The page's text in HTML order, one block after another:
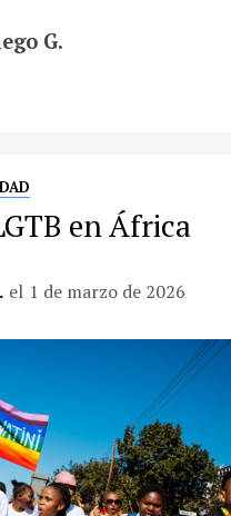
G.
en África
el 1 de marzo de 2026